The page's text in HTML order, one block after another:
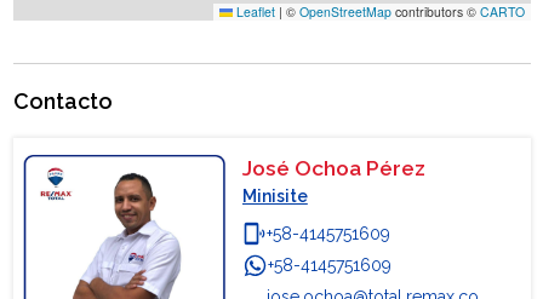
Leaflet | © OpenStreetMapcontributors © CARTO
Contacto
José Ochoa Pérez
Minisite
phonelink_ring+58-4145751609
WhatsApp
+58-4145751609